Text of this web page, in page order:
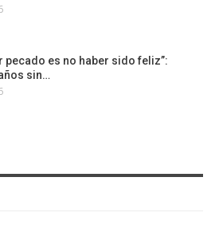
pecado es no haber sido feliz”:
sin…